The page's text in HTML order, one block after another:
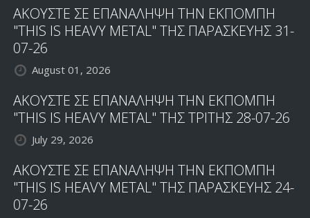
ΑΚΟΥΣΤΕ ΣΕ ΕΠΑΝΑΛΗΨΗ ΤΗΝ ΕΚΠΟΜΠΗ
"THIS IS HEAVY METAL" ΤΗΣ ΠΑΡΑΣΚΕΥΗΣ 31-
07-26
August 01, 2026
ΑΚΟΥΣΤΕ ΣΕ ΕΠΑΝΑΛΗΨΗ ΤΗΝ ΕΚΠΟΜΠΗ
"THIS IS HEAVY METAL" ΤΗΣ ΤΡΙΤΗΣ 28-07-26
July 29, 2026
ΑΚΟΥΣΤΕ ΣΕ ΕΠΑΝΑΛΗΨΗ ΤΗΝ ΕΚΠΟΜΠΗ
"THIS IS HEAVY METAL" ΤΗΣ ΠΑΡΑΣΚΕΥΗΣ 24-
07-26